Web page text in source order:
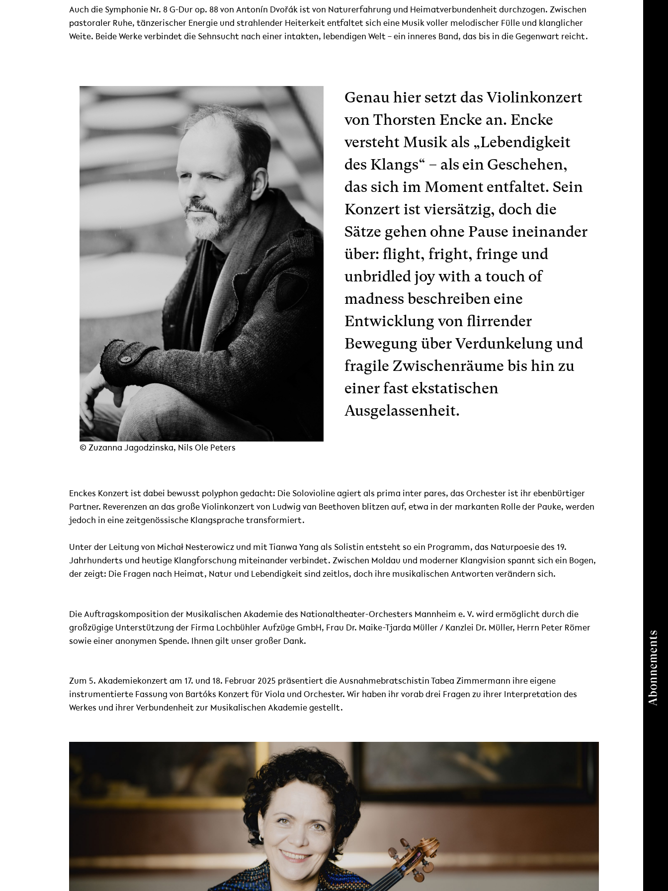
Auch die Symphonie Nr. 8 G-Dur op. 88 von Antonín Dvořák ist von Naturerfahrung und Heimatverbundenheit durchzogen. Zwischen
pastoraler Ruhe, tänzerischer Energie und strahlender Heiterkeit entfaltet sich eine Musik voller melodischer Fülle und klanglicher
Weite. Beide Werke verbindet die Sehnsucht nach einer intakten, lebendigen Welt – ein inneres Band, das bis in die Gegenwart reicht.
© Zuzanna Jagodzinska, Nils Ole Peters
Genau hier setzt das Violinkonzert
von Thorsten Encke an. Encke
versteht Musik als „Lebendigkeit
des Klangs“ – als ein Geschehen,
das sich im Moment entfaltet. Sein
Konzert ist viersätzig, doch die
Sätze gehen ohne Pause ineinander
über: flight, fright, fringe und
unbridled joy with a touch of
madness beschreiben eine
Entwicklung von flirrender
Bewegung über Verdunkelung und
fragile Zwischenräume bis hin zu
einer fast ekstatischen
Ausgelassenheit.
Enckes Konzert ist dabei bewusst polyphon gedacht: Die Solovioline agiert als prima inter pares, das Orchester ist ihr ebenbürtiger
Partner. Reverenzen an das große Violinkonzert von Ludwig van Beethoven blitzen auf, etwa in der markanten Rolle der Pauke, werden
jedoch in eine zeitgenössische Klangsprache transformiert.
Unter der Leitung von Michał Nesterowicz und mit Tianwa Yang als Solistin entsteht so ein Programm, das Naturpoesie des 19.
Jahrhunderts und heutige Klangforschung miteinander verbindet. Zwischen Moldau und moderner Klangvision spannt sich ein Bogen,
der zeigt: Die Fragen nach Heimat, Natur und Lebendigkeit sind zeitlos, doch ihre musikalischen Antworten verändern sich.
Die Auftragskomposition der Musikalischen Akademie des Nationaltheater-Orchesters Mannheim e. V. wird ermöglicht durch die
großzügige Unterstützung der Firma Lochbühler Aufzüge GmbH, Frau Dr. Maike-Tjarda Müller / Kanzlei Dr. Müller, Herrn Peter Römer
sowie einer anonymen Spende. Ihnen gilt unser großer Dank.
Zum 5. Akademiekonzert am 17. und 18. Februar 2025 präsentiert die Ausnahmebratschistin Tabea Zimmermann ihre eigene
instrumentierte Fassung von Bartóks Konzert für Viola und Orchester. Wir haben ihr vorab drei Fragen zu ihrer Interpretation des
Werkes und ihrer Verbundenheit zur Musikalischen Akademie gestellt.